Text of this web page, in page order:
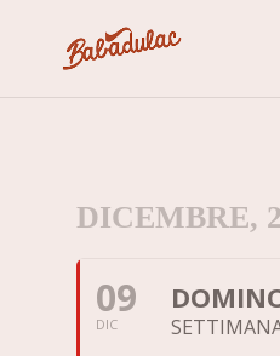
DICEMBRE,
09
DIC